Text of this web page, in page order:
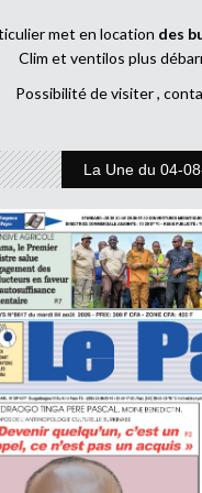
met en location des
Clim et ventilos plus
Possibilité de visiter ,
La Une du 04-